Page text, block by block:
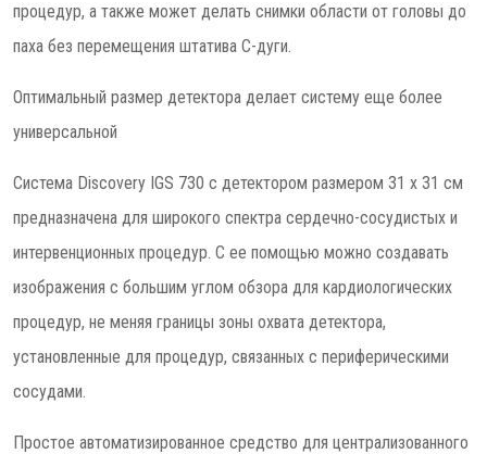
процедур, а также может делать снимки области от головы до
паха без перемещения штатива C-дуги.
Оптимальный размер детектора делает систему еще более
универсальной
Система Discovery IGS 730 с детектором размером 31 x 31 см
предназначена для широкого спектра сердечно-сосудистых и
интервенционных процедур. С ее помощью можно создавать
изображения с большим углом обзора для кардиологических
процедур, не меняя границы зоны охвата детектора,
установленные для процедур, связанных с периферическими
сосудами.
Простое автоматизированное средство для централизованного